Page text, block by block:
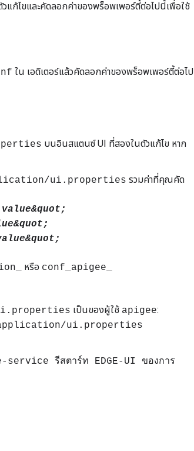
วแก้ไขและคัดลอกค่าของพร็อพเพอร์ตี้ต่อไปนี้เพื่อใช้
ใน เอดิเตอร์แล้วคัดลอกค่าของพร็อพเพอร์ตี้ต่อไป
บนอินสแตนซ์ UI ที่สองในตัวแก้ไข หาก
ui.properties รวมค่าที่คุณคัด
value&quot;
หรือ conf_apigee_
เป็นของผู้ใช้ apigee:
application/ui.properties
รีสตาร์ท EDGE-UI ของการ